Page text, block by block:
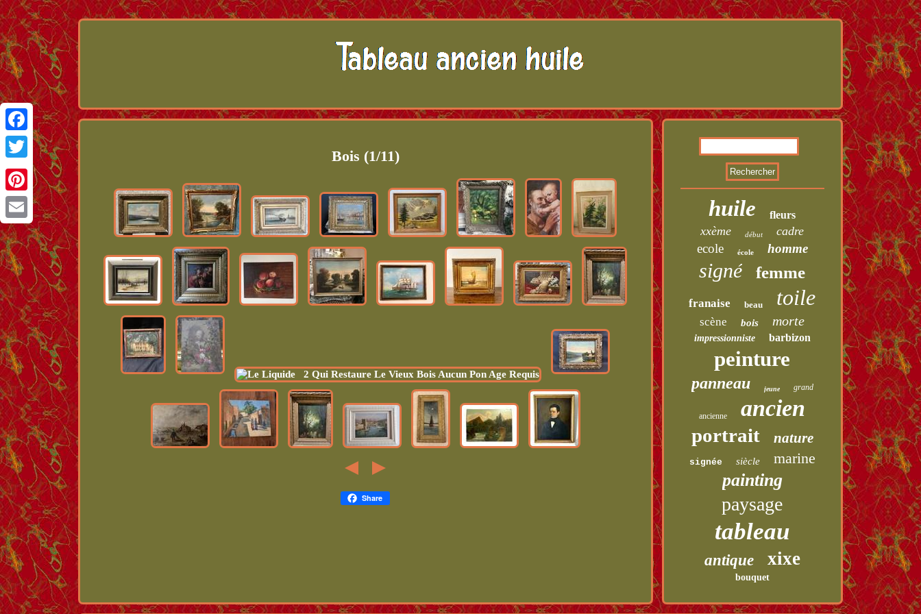
Facebook
Twitter
Pinterest
Email
Bois (1/11)
Share
huile fleurs
xxème début cadre
ecole école homme
signé femme
franaise beau toile
scène bois morte
impressionniste barbizon
peinture
panneau jeune grand
ancienne ancien
portrait nature
signée siècle marine
painting
paysage
tableau
antique xixe
bouquet